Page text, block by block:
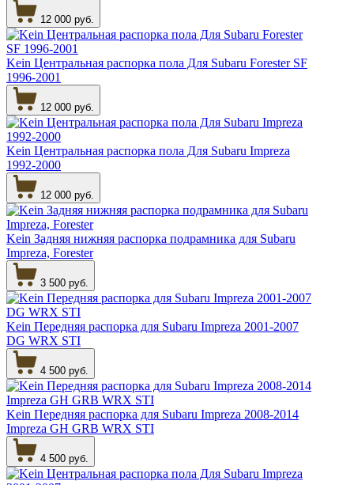
12 000 руб.
Kein Центральная распорка пола Для Subaru Forester SF
1996-2001
12 000 руб.
Kein Центральная распорка пола Для Subaru Impreza
1992-2000
12 000 руб.
Kein Задняя нижняя распорка подрамника для Subaru
Impreza, Forester
3 500 руб.
Kein Передняя распорка для Subaru Impreza 2001-2007
DG WRX STI
4 500 руб.
Kein Передняя распорка для Subaru Impreza 2008-2014
Impreza GH GRB WRX STI
4 500 руб.